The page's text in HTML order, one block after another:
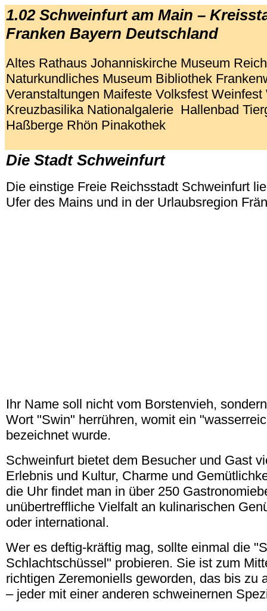
1.02 Schweinfurt am Main –
Franken Bayern Deutschland
Altes Rathaus Johanniskirche Museum
Naturkundliches Museum Bibliothek
Veranstaltungen Maifeste Volksfest
Kreuzbasilika Nationalgalerie Hallenbad
Haßberge Rhön Pinakothek
Die Stadt Schweinfurt
Die einstige Freie Reichsstadt Schweinfurt
Ufer des Mains und in der Urlaubsregion
Ihr Name soll nicht vom Borstenvieh,
Wort "Swin" herrühren, womit ein
bezeichnet wurde.
Schweinfurt bietet dem Besucher und Gast
Erlebnis und Kultur, Charme und
die Uhr findet man in über 250
unübertreffliche Vielfalt an kulinarischen
oder international.
Wer es deftig-kräftig mag, sollte einmal die
Schlachtschüssel" probieren. Sie ist zum
richtigen Zeremoniells geworden, das bis zu
– jeder mit einer anderen schweinernen